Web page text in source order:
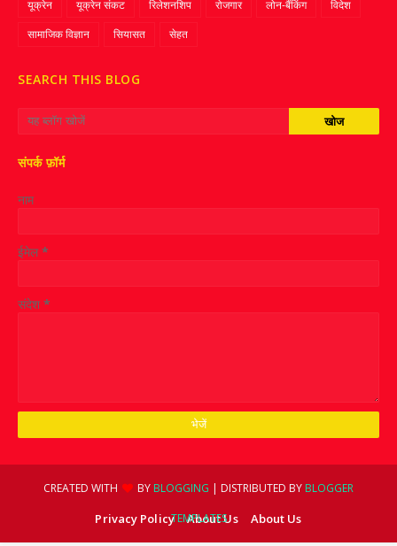
यूक्रेन
यूक्रेन संकट रिलेशनशिप रोजगार लोन-बैंकिंग
विदेश
सामाजिक विज्ञान
सियासत सेहत
SEARCH THIS BLOG
संपर्क फ़ॉर्म
नाम
ईमेल*
संदेश *
CREATED WITH BY BLOGGING | DISTRIBUTED BY BLOGGER
TEMPLATES
Privacy Policy About Us About Us